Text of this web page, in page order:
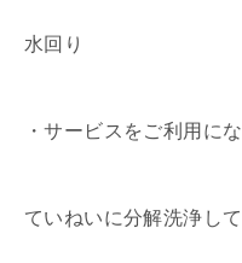
水回り
・サービスをご利用に
ていねいに分解洗浄し